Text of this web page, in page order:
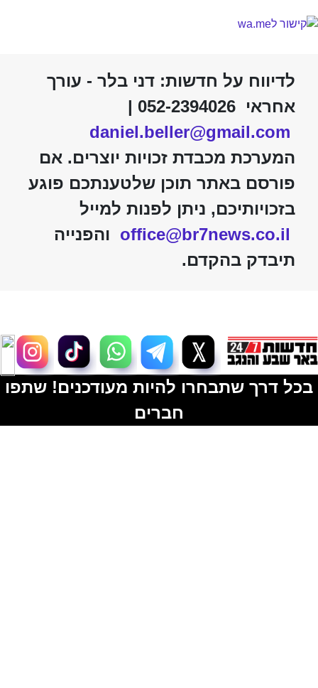
לדיווח על חדשות: דני בלר - עורך
אחראי 052-2394026 |
daniel.beller@gmail.com
המערכת מכבדת זכויות יוצרים. אם
פורסם באתר תוכן שלטענתכם פוגע
בזכויותיכם, ניתן לפנות למייל
office@br7news.co.il והפנייה
תיבדק בהקדם.
בכל דרך שתבחרו להיות מעודכנים! שתפו
חברים